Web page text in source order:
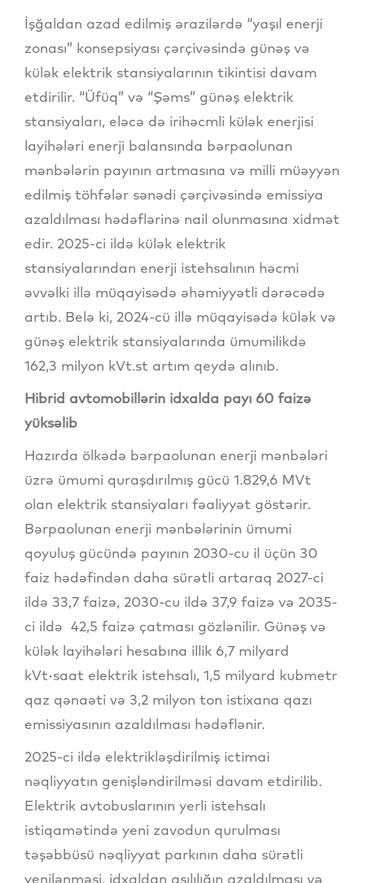
İşğaldan azad edilmiş ərazilərdə “yaşıl enerji
zonası” konsepsiyası çərçivəsində günəş və
külək elektrik stansiyalarının tikintisi davam
etdirilir. “Üfüq” və “Şəms” günəş elektrik
stansiyaları, eləcə də irihəcmli külək enerjisi
layihələri enerji balansında bərpaolunan
mənbələrin payının artmasına və milli müəyyən
edilmiş töhfələr sənədi çərçivəsində emissiya
azaldılması hədəflərinə nail olunmasına xidmət
edir. 2025-ci ildə külək elektrik
stansiyalarından enerji istehsalının həcmi
əvvəlki illə müqayisədə əhəmiyyətli dərəcədə
artıb. Belə ki, 2024-cü illə müqayisədə külək və
günəş elektrik stansiyalarında ümumilikdə
162,3 milyon kVt.st artım qeydə alınıb.
Hibrid avtomobillərin idxalda payı 60 faizə
yüksəlib
Hazırda ölkədə bərpaolunan enerji mənbələri
üzrə ümumi quraşdırılmış gücü 1.829,6 MVt
olan elektrik stansiyaları fəaliyyət göstərir.
Bərpaolunan enerji mənbələrinin ümumi
qoyuluş gücündə payının 2030-cu il üçün 30
faiz hədəfindən daha sürətli artaraq 2027-ci
ildə 33,7 faizə, 2030-cu ildə 37,9 faizə və 2035-
ci ildə 42,5 faizə çatması gözlənilir. Günəş və
külək layihələri hesabına illik 6,7 milyard
kVt·saat elektrik istehsalı, 1,5 milyard kubmetr
qaz qənaəti və 3,2 milyon ton istixana qazı
emissiyasının azaldılması hədəflənir.
2025-ci ildə elektrikləşdirilmiş ictimai
nəqliyyatın genişləndirilməsi davam etdirilib.
Elektrik avtobuslarının yerli istehsalı
istiqamətində yeni zavodun qurulması
təşəbbüsü nəqliyyat parkının daha sürətli
yenilənməsi, idxaldan asılılığın azaldılması və